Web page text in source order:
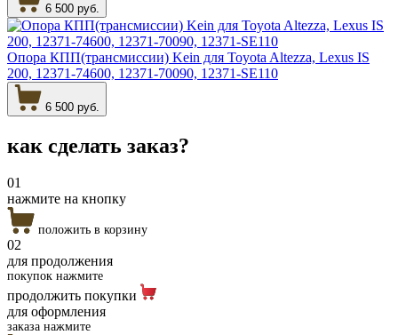
6 500 руб.
Опора КПП(трансмиссии) Kein для Toyota Altezza, Lexus IS
200, 12371-74600, 12371-70090, 12371-SE110
6 500 руб.
как сделать заказ?
01
нажмите на кнопку
положить в корзину
02
для продолжения
покупок нажмите
продолжить покупки
для оформления
заказа нажмите